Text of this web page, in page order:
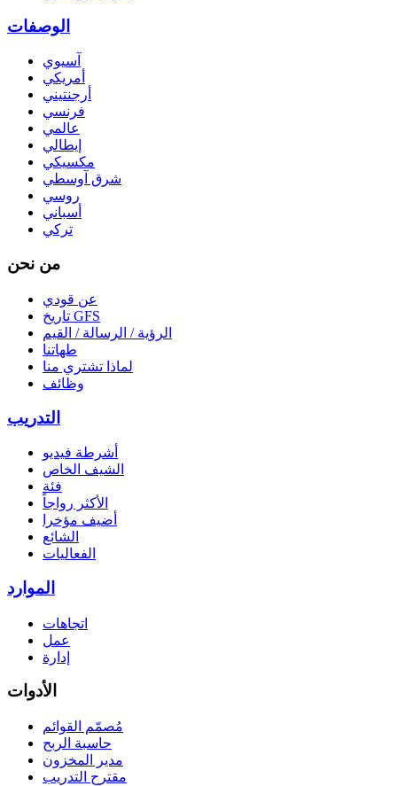
الوصفات
آسيوي
أمريكي
أرجنتيني
فرنسي
عالمي
إيطالي
مكسيكي
شرق آوسطي
روسي
أسباني
تركي
من نحن
عن قودي
تاريخ GFS
الرؤية / الرسالة / القيم
طهاتنا
لماذا تشتري منا
وظائف
التدريب
أشرطة فيديو
الشيف الخاص
فئة
الأكثر رواجاً
أضيف مؤخرا
الشائع
الفعاليات
الموارد
اتجاهات
عمل
إدارة
الأدوات
مُصمّم القوائم
حاسبة الربح
مدير المخزون
مقترح التدريب